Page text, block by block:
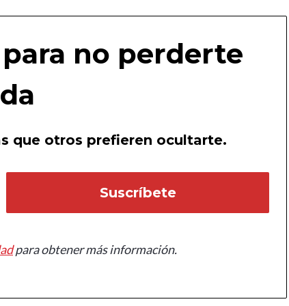
no perderte
que otros prefieren ocultarte.
para obtener más información.